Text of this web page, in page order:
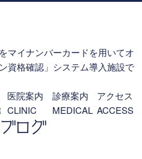
マイナンバーカードを用いてオ
資格確認」システム導入施設で
医院案内
CLINIC
診療案内
MEDICAL
アクセス
ACCESS
ログ